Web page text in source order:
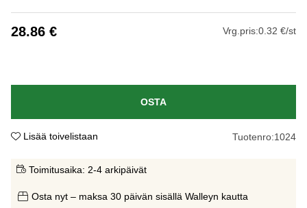
28.86 € Vrg.pris:0.32 €/st
OSTA
Lisää toivelistaan Tuotenro:1024
Toimitusaika: 2-4 arkipäivät
Osta nyt – maksa 30 päivän sisällä Walleyn kautta